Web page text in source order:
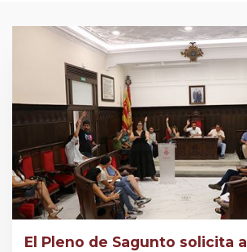
El Pleno de Sagunto solicita